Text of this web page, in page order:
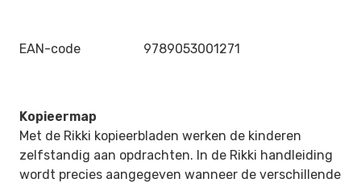
EAN-code 9789053001271
Kopieermap
Met de Rikki kopieerbladen werken de kinderen
zelfstandig aan opdrachten. In de Rikki handleiding
wordt precies aangegeven wanneer de verschillende